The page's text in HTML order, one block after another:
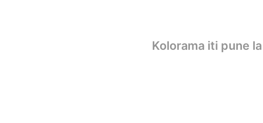
Kolorama iti pune